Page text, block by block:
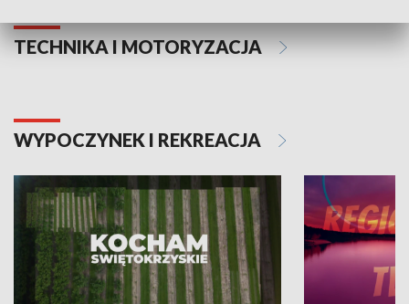
TECHNIKA I MOTORYZACJA
WYPOCZYNEK I REKREACJA